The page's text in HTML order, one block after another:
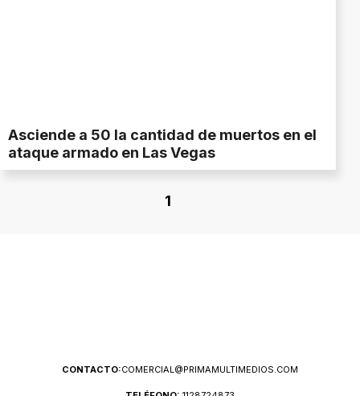
Asciende a 50 la cantidad de muertos en el
ataque armado en Las Vegas
1
CONTACTO:COMERCIAL@PRIMAMULTIMEDIOS.COM